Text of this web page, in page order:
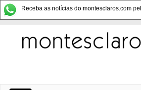
Receba as notícias do montesclaros.com